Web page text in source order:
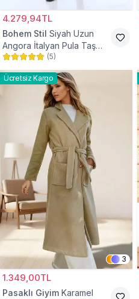
4.279,94TL
Bohem Stil Siyah Uzun
Angora İtalyan Pula Taş
Detaylı Tesettür Kaban
(5)
Ücretsiz Kargo
3
1.349,00TL
Pasaklı Giyim Karamel